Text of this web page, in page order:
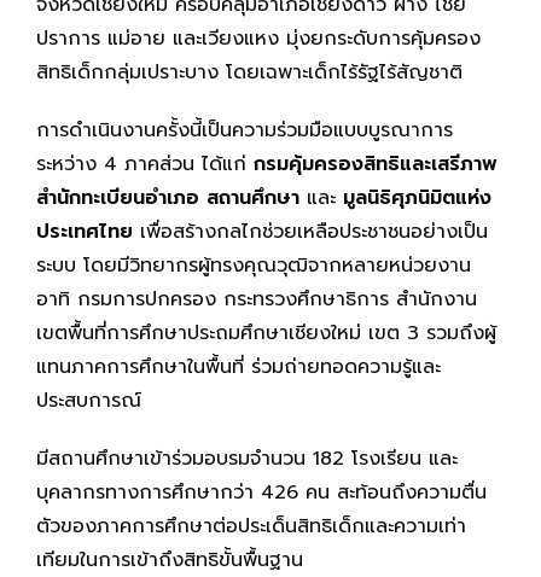
ปราการ แม่อาย และเวียงแหง มุ่งยกระดับการคุ้มครอง
สิทธิเด็กกลุ่มเปราะบาง โดยเฉพาะเด็กไร้รัฐไร้สัญชาติ
การดำเนินงานครั้งนี้เป็นความร่วมมือแบบบูรณาการ
ระหว่าง 4 ภาคส่วน ได้แก่ กรมคุ้มครองสิทธิและเสรีภาพ
สำนักทะเบียนอำเภอ สถานศึกษา และ มูลนิธิศุภนิมิตแห่ง
ประเทศไทย เพื่อสร้างกลไกช่วยเหลือประชาชนอย่างเป็น
ระบบ โดยมีวิทยากรผู้ทรงคุณวุฒิจากหลายหน่วยงาน
อาทิ กรมการปกครอง กระทรวงศึกษาธิการ สำนักงาน
เขตพื้นที่การศึกษาประถมศึกษาเชียงใหม่ เขต 3 รวมถึงผู้
แทนภาคการศึกษาในพื้นที่ ร่วมถ่ายทอดความรู้และ
ประสบการณ์
มีสถานศึกษาเข้าร่วมอบรมจำนวน 182 โรงเรียน และ
บุคลากรทางการศึกษากว่า 426 คน สะท้อนถึงความตื่น
ตัวของภาคการศึกษาต่อประเด็นสิทธิเด็กและความเท่า
เทียมในการเข้าถึงสิทธิขั้นพื้นฐาน